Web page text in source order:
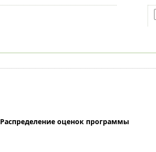
Распределение оценок программы